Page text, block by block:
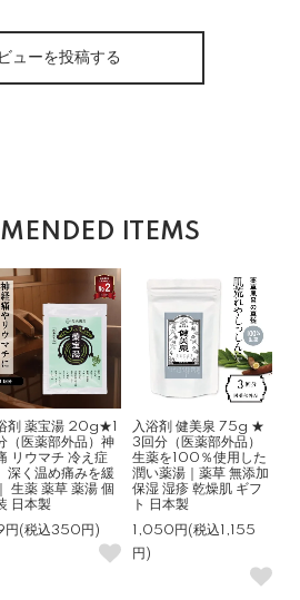
ューを投稿する
ITEMS
剤 薬宝湯 20g★1
（医薬部外品）神
リウマチ 冷え症
深く温め痛みを緩
生薬 薬草 薬湯 個
日本製
円(税込350円)
入浴剤 健美泉 75g ★
3回分（医薬部外品）
生薬を100％使用した
潤い薬湯｜薬草 無添加
保湿 湿疹 乾燥肌 ギフ
ト 日本製
1,050円(税込1,155
円)